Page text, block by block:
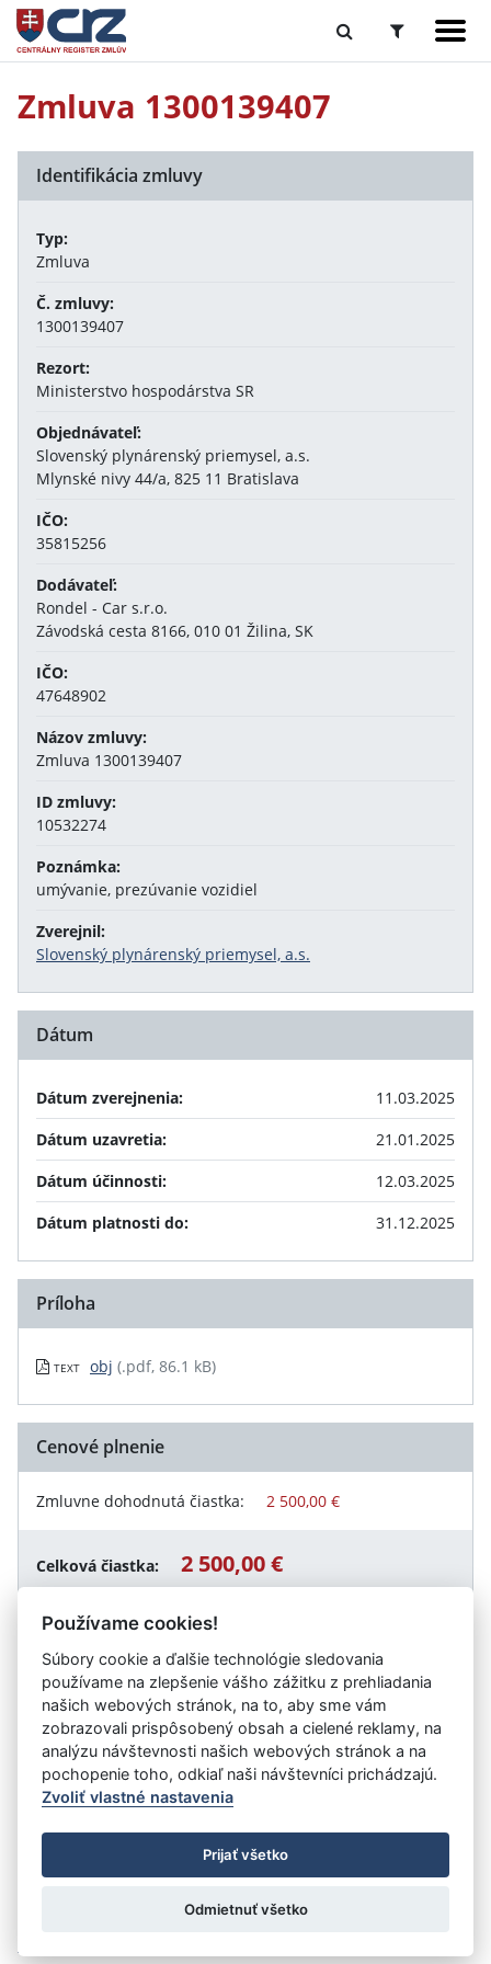
Zmluva 1300139407
Identifikácia zmluvy
Typ:
Zmluva
Č. zmluvy:
1300139407
Rezort:
Ministerstvo hospodárstva SR
Objednávateľ:
Slovenský plynárenský priemysel, a.s.
Mlynské nivy 44/a, 825 11 Bratislava
IČO:
35815256
Dodávateľ:
Rondel - Car s.r.o.
Závodská cesta 8166, 010 01 Žilina, SK
IČO:
47648902
Názov zmluvy:
Zmluva 1300139407
ID zmluvy:
10532274
Poznámka:
umývanie, prezúvanie vozidiel
Zverejnil:
Slovenský plynárenský priemysel, a.s.
Dátum
Dátum zverejnenia:
11.03.2025
Dátum uzavretia:
21.01.2025
Dátum účinnosti:
12.03.2025
Dátum platnosti do:
31.12.2025
Príloha
TEXT obj (.pdf, 86.1 kB)
Cenové plnenie
Zmluvne dohodnutá čiastka: 2 500,00 €
Celková čiastka: 2 500,00 €
Návrat späť
Vystavil:Slovenský plynárenský priemysel, a.s.
Úrad vlády SR
- Všetky práva vyhradené
Prehlásenie o prístupnosti
Zmluvy do 31.12.2010
Nastavenia cookies
: Aglo Solutions
Používame cookies!
Súbory cookie a ďalšie technológie sledovania
používame na zlepšenie vášho zážitku z prehliadania
našich webových stránok, na to, aby sme vám
zobrazovali prispôsobený obsah a cielené reklamy, na
analýzu návštevnosti našich webových stránok a na
pochopenie toho, odkiaľ naši návštevníci prichádzajú.
Zvoliť vlastné nastavenia
Prijať všetko
Odmietnuť všetko